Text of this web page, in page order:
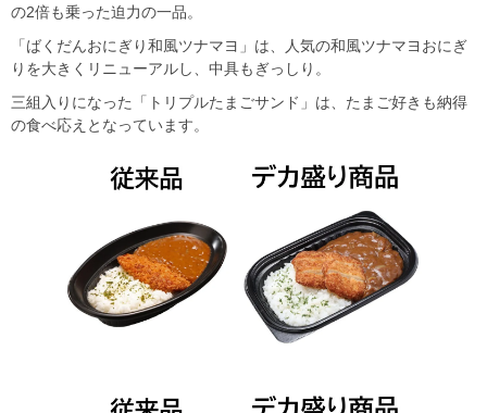
の2倍も乗った迫力の一品。
「ばくだんおにぎり和風ツナマヨ」は、人気の和風ツナマヨおにぎ
りを大きくリニューアルし、中具もぎっしり。
三組入りになった「トリプルたまごサンド」は、たまご好きも納得
の食べ応えとなっています。